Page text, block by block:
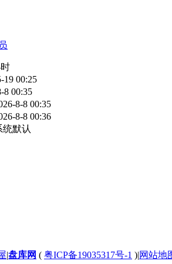
19 00:25
8 00:35
8-8 00:35
8-8 00:36
统默认
|盘库网 ( 粤ICP备19035317号-1 )|网站地